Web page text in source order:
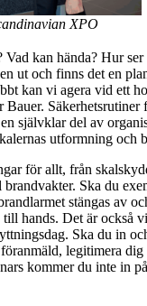
XPO
Vad kan hända? Hur ser
ut och finns det en
kan vi agera vid ett
Bauer. Säkerhetsrutiner
självklar del av
utformning och
för allt, från
Ska du
stängas av
hands. Det är också
Ska du in
legitimera dig
kommer du inte in